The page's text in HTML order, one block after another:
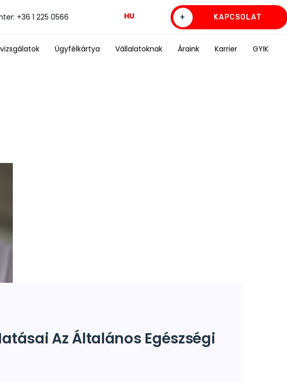
+36 1 225 0566 HU + KAPCSOLAT
Ügyfélkártya Vállalatoknak Áraink Karrier GYIK
Az Általános Egészségi